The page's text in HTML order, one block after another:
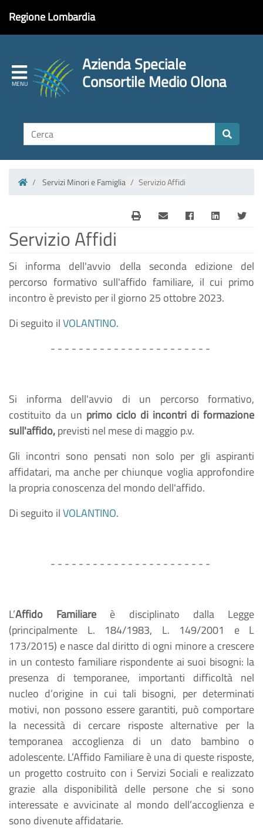
Regione Lombardia
Azienda Speciale
Consortile Medio Olona
Homepage
Servizi Minori e Famiglia Servizio Affidi
Servizio Affidi
Si informa dell'avvio della seconda edizione del
percorso formativo sull'affido familiare, il cui primo
incontro è previsto per il giorno 25 ottobre 2023.
Di seguito ilVOLANTINO.
- - - - - - - - - - - - - - - - - - - - - - -
Si informa dell'avvio di un percorso formativo,
costituito da un primo ciclo di incontri di formazione
sull'affido,previsti nel mese di maggio p.v.
Gli incontri sono pensati non solo per gli aspiranti
affidatari, ma anche per chiunque voglia approfondire
la propria conoscenza del mondo dell'affido.
Di seguito ilVOLANTINO.
- - - - - - - - - - - - - - - - - - - - - - -
L’Affido Familiare è disciplinato dalla Legge
(principalmente L. 184/1983, L. 149/2001 e L
173/2015) e nasce dal diritto di ogni minore a crescere
in un contesto familiare rispondente ai suoi bisogni: la
presenza di temporanee, importanti difficoltà nel
nucleo d’origine in cui tali bisogni, per determinati
motivi, non possono essere garantiti, può comportare
la necessità di cercare risposte alternative per la
temporanea accoglienza di un dato bambino o
adolescente. L’Affido Familiare è una di queste risposte,
un progetto costruito con i Servizi Sociali e realizzato
grazie alla disponibilità delle persone che si sono
interessate e avvicinate al mondo dell’accoglienza e
sono divenute affidatarie.